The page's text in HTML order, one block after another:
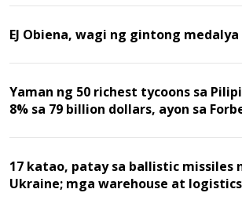
EJ Obiena, wagi ng gintong
Yaman ng 50 richest tycoons sa
8% sa 79 billion dollars, ayon sa
17 katao, patay sa ballistic missiles
Ukraine; mga warehouse at